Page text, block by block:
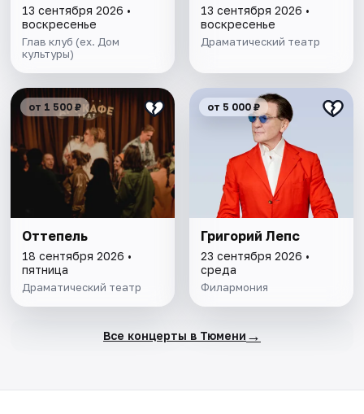
13 сентября 2026 •
воскресенье
Глав клуб (ex. Дом
культуры)
13 сентября 2026 •
воскресенье
Драматический театр
от 1 500 ₽
Оттепель
18 сентября 2026 •
пятница
Драматический театр
от 5 000 ₽
Григорий Лепс
23 сентября 2026 •
среда
Филармония
Все концерты в Тюмени →